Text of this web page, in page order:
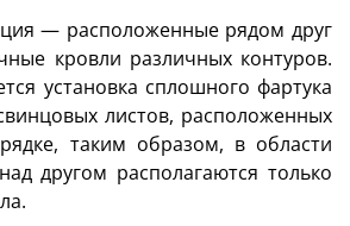
— расположенные рядом друг
кровли различных контуров.
установка сплошного фартука
листов, расположенных
таким образом, в области
другом располагаются только